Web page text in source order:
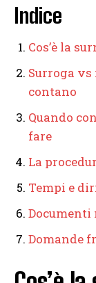
Indice
Cos’è la
Surroga
contano
Quando
fare
La
Tempi e
Documenti
Domande